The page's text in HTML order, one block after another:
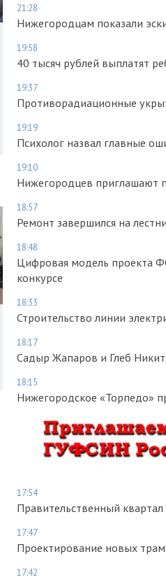
21:28
Нижегородцам показали
19:58
40 тысяч рублей выплатят
19:37
Противорадиационные
19:19
Психолог назвал главные
19:10
Нижегородцев приглашают
18:57
Ремонт завершился на
18:48
Цифровая модель проекта
конкурсе
18:33
Строительство линии
18:17
Садыр Жапаров и Глеб
18:15
Нижегородское «Торпедо»
17:54
Правительственный
17:47
Проектирование новых
17:42